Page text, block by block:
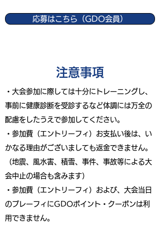
応募はこちら（GDO会員）
​注意事項
・大会参加に際しては十分にトレーニングし、
事前に健康診断を受診するなど体調には万全の
配慮をしたうえで参加してください。
・参加費（エントリーフィ）お支払い後は、い
かなる理由がございましても返金できません。
（地震、風水害、積雪、事件、事故等による大
会中止の場合も含みます）
・参加費（エントリーフィ）および、大会当日
のプレーフィにGDOポイント・クーポンは利
用できません。